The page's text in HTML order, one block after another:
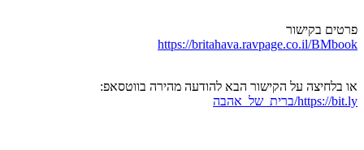
פרטים בקישור
https://britahava.ravpage.co.il/BMbook
או בלחיצה על הקישור הבא להודעה מהירה בווטסאפ:
https://bit.ly/ברית_של_אהבה